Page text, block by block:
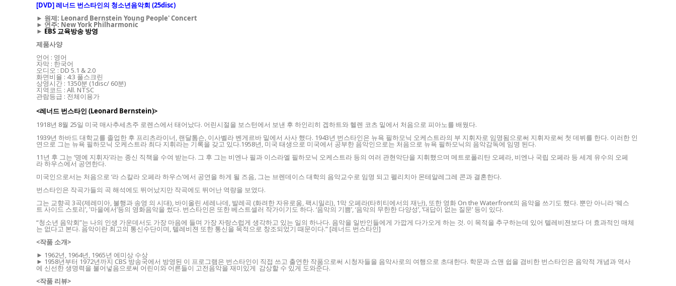
[DVD] 레너드 번스타인의 청소년음악회 (25disc)
► 원제: Leonard Bernstein Young People' Concert
► 연주: New York Philharmonic
► EBS 교육방송 방영
제품사양
언어 : 영어
자막 : 한국어
오디오 : DD 5.1 & 2.0
화면비율 : 4:3 풀스크린
상영시간 : 1350분 (1disc/ 60분)
지역코드 : All. NTSC
관람등급 : 전체이용가
<레너드 번스타인 (Leonard Bernstein)>
1918년 8월 25일 미국 매사추세츠주 로렌스에서 태어났다. 어린시절을 보스턴에서 보낸 후 하인리히 겝하트와 헬렌 코츠 밑에서 처음으로 피아노를 배웠다.
1939년 하바드 대학교를 졸업한 후 프리츠라이너, 랜달톰슨, 이사벨라 벤게르바 밑에서 사사 했다. 1943년 번스타인은 뉴욕 필하모닉 오케스트라의 부 지휘자로 임명됨으로써 지휘자로써 첫 데뷔를 한다. 이러한 인
연으로 그는 뉴욕 필하모닉 오케스트라 최다 지휘라는 기록을 갖고 있다.1958년, 미국 태생으로 미국에서 공부한 음악인으로는 처음으로 뉴욕 필하모닉의 음악감독에 임명 된다.
11년 후 그는 ‘명예 지휘자’라는 종신 직책을 수여 받는다. 그 후 그는 비엔나 필과 이스라엘 필하모닉 오케스트라 등의 여러 관현악단을 지휘했으며 메트로폴리탄 오페라, 비엔나 국립 오페라 등 세계 유수의 오페
라 하우스에서 공연한다.
미국인으로서는 처음으로 ‘라 스칼라 오페라 하우스’에서 공연을 하게 될 즈음, 그는 브렌데이스 대학의 음악교수로 임명 되고 펠리치아 몬테알레그레 콘과 결혼한다.
번스타인은 작곡가들의 곡 해석에도 뛰어났지만 작곡에도 뛰어난 역량을 보였다.
그는 교향곡 3곡(제레미아, 불행과 송영 의 시대), 바이올린 세레나데, 발레곡 (화려한 자유로움, 팩시밀리), 1막 오페라(타히티에서의 재난), 또한 영화 On the Waterfront의 음악을 쓰기도 했다. 뿐만 아니라 ‘웨스
트 사이드 스토리’, '마을에서’등의 영화음악을 썼다. 번스타인은 또한 베스트셀러 작가이기도 하다. ‘음악의 기쁨’, ‘음악의 무한한 다양성’, ‘대답이 없는 질문’ 등이 있다.
“청소년 음악회”는 나의 인생 가운데서도 가장 마음에 들며 가장 자랑스럽게 생각하고 있는 일의 하나다. 음악을 일반인들에게 가깝게 다가오게 하는 것. 이 목적을 추구하는데 있어 텔레비젼보다 더 효과적인 매체
는 없다고 본다. 음악이란 최고의 통신수단이며, 텔레비젼 또한 통신을 목적으로 창조되었기 때문이다.” [레너드 번스타인]
<작품 소개>
► 1962년, 1964년, 1965년 에미상 수상
► 1958년부터 1972년까지 CBS 방송국에서 방영된 이 프로그램은 번스타인이 직접 쓰고 출연한 작품으로써 시청자들을 음악사로의 여행으로 초대한다. 학문과 쇼맨 쉽을 겸비한 번스타인은 음악적 개념과 역사
에 신선한 생명력을 불어넣음으로써 어린이와 어른들이 고전음악을 재미있게 감상할 수 있게 도와준다.
<작품 리뷰>